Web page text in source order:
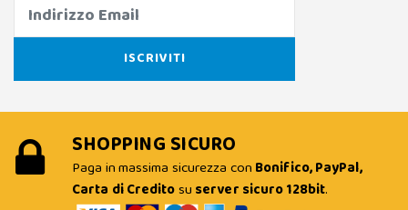
SHOPPING SICURO
Paga in massima sicurezza con Bonifico, PayPal,
Carta di Creditosu server sicuro 128bit.